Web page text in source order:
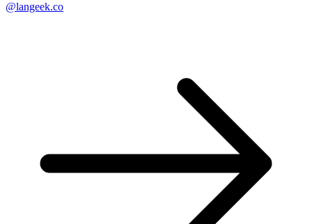
@langeek.co